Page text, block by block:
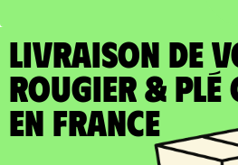
LIVRAISON DE
ROUGIER &
en France